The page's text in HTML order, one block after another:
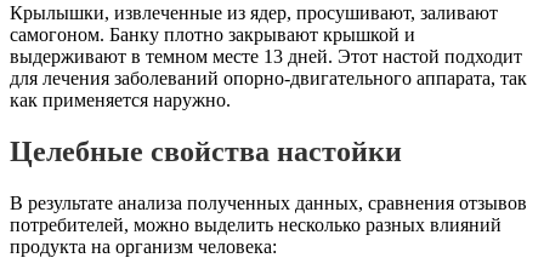
Крылышки, извлеченные из ядер, просушивают, заливают
самогоном. Банку плотно закрывают крышкой и
выдерживают в темном месте 13 дней. Этот настой подходит
для лечения заболеваний опорно-двигательного аппарата, так
как применяется наружно.
Целебные свойства настойки
В результате анализа полученных данных, сравнения отзывов
потребителей, можно выделить несколько разных влияний
продукта на организм человека: